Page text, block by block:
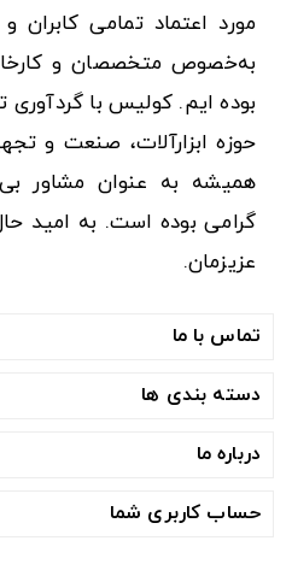
مورد اعتماد تمامی کابران
به‌خصوص متخصصان و
بوده ایم. کولیس با
حوزه ابزارآلات، صنعت و
همیشه به عنوان مشاور
گرامی بوده است. به امید
عزیزمان.
تماس با ما
دسته بندی ها
درباره ما
حساب کاربری شما